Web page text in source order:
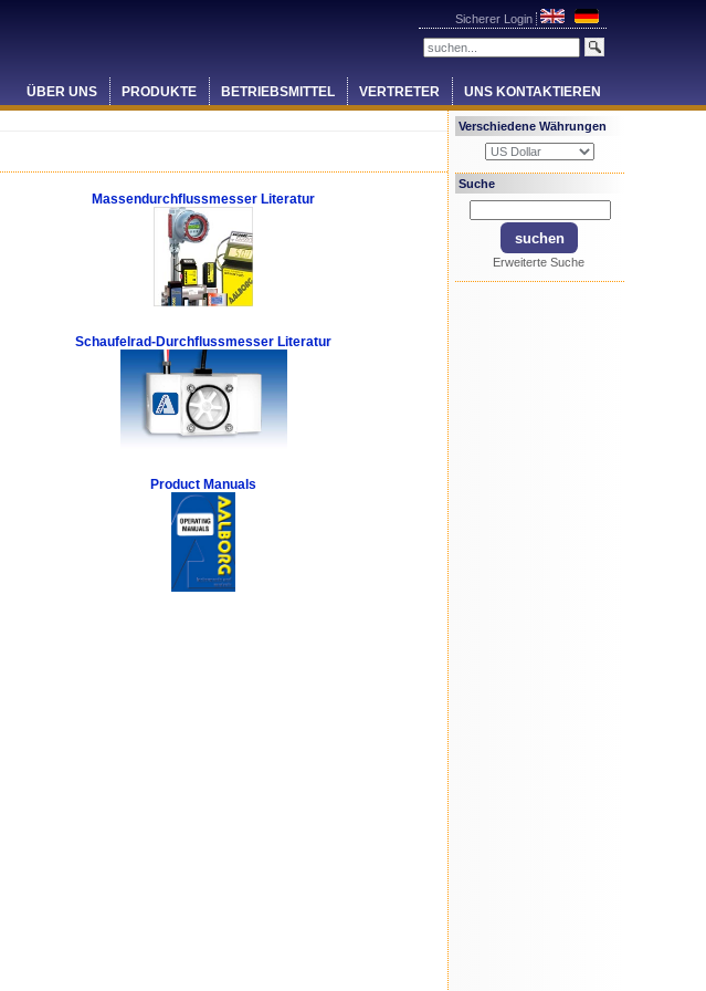
Sicherer Login
ÜBER UNS PRODUKTE BETRIEBSMITTEL VERTRETER UNS KONTAKTIEREN
Massendurchflussmesser Literatur
Schaufelrad-Durchflussmesser Literatur
Product Manuals
Verschiedene Währungen
Suche
Erweiterte Suche